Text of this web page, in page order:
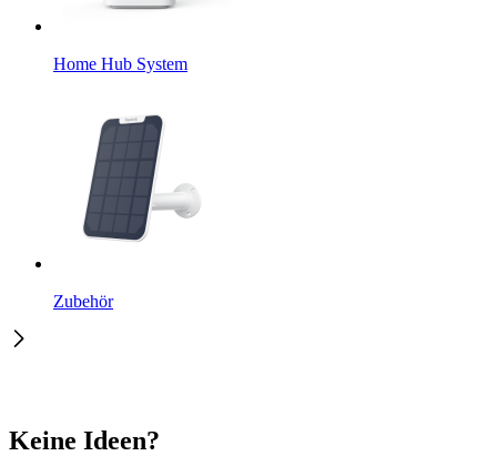
Home Hub System
Zubehör
Keine Ideen?